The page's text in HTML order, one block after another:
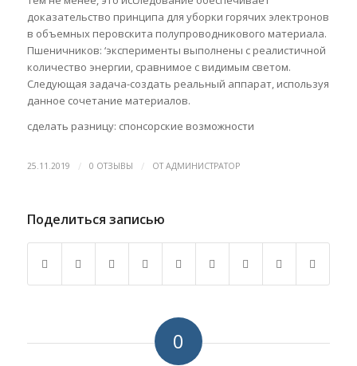
доказательство принципа для уборки горячих электронов
в объемных перовскита полупроводникового материала.
Пшеничников: ‘эксперименты выполнены с реалистичной
количество энергии, сравнимое с видимым светом.
Следующая задача-создать реальный аппарат, используя
данное сочетание материалов.
сделать разницу: спонсорские возможности
25.11.2019 / 0 ОТЗЫВЫ / ОТАДМИНИСТРАТОР
Поделиться записью
0